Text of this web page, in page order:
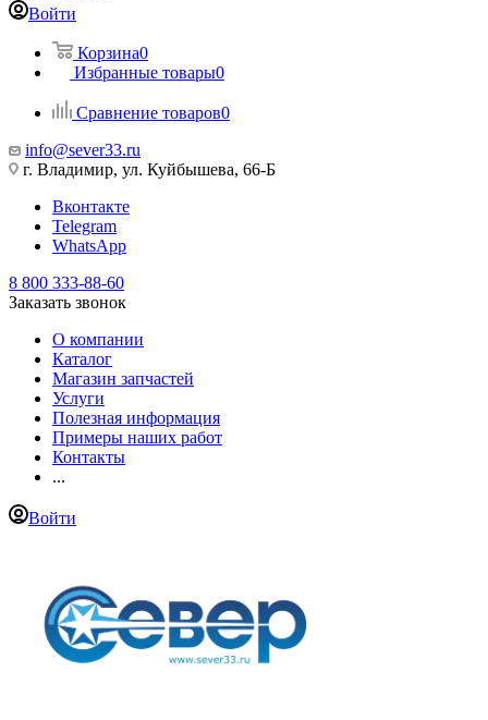
Войти
Корзина0
Избранные товары0
Сравнение товаров0
info@sever33.ru
г. Владимир, ул. Куйбышева, 66-Б
Вконтакте
Telegram
WhatsApp
8 800 333-88-60
Заказать звонок
О компании
Каталог
Магазин запчастей
Услуги
Полезная информация
Примеры наших работ
Контакты
...
Войти